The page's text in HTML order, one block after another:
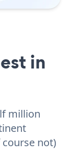
in
million
not)